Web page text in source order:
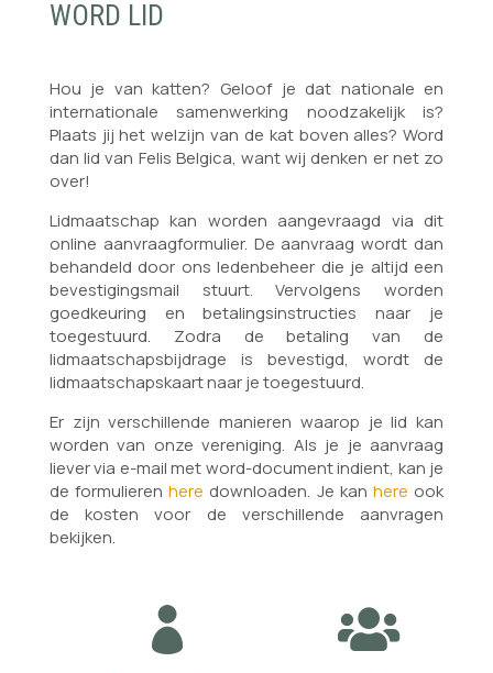
WORD LID
Hou je van katten? Geloof je dat nationale en
internationale samenwerking noodzakelijk is?
Plaats jij het welzijn van de kat boven alles? Word
dan lid van Felis Belgica, want wij denken er net zo
over!
Lidmaatschap kan worden aangevraagd via dit
online aanvraagformulier. De aanvraag wordt dan
behandeld door ons ledenbeheer die je altijd een
bevestigingsmail stuurt. Vervolgens worden
goedkeuring en betalingsinstructies naar je
toegestuurd. Zodra de betaling van de
lidmaatschapsbijdrage is bevestigd, wordt de
lidmaatschapskaart naar je toegestuurd.
Er zijn verschillende manieren waarop je lid kan
worden van onze vereniging. Als je je aanvraag
liever via e-mail met word-document indient, kan je
de formulierenhere downloaden. Je kanhere ook
de kosten voor de verschillende aanvragen
bekijken.
 